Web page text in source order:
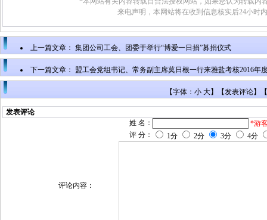
来电声明，本网站将在收到信息核实后24小时
上一篇文章： 集团公司工会、团委于举行“博爱一日捐”募捐仪式
下一篇文章： 盟工会党组书记、常务副主席莫日根一行来雅盐考核2016年
【字体：小 大】【发表评论】【
发表评论
姓 名：
*游
评 分：
1分 2分 3分 4分
评论内容：